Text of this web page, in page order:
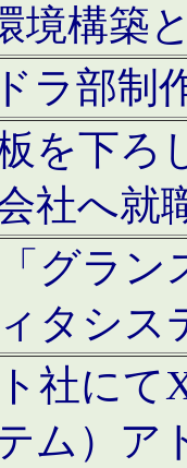
境構築
ラ部制
を下ろ
社へ就
グラン
タシス
社にて
ム）ア